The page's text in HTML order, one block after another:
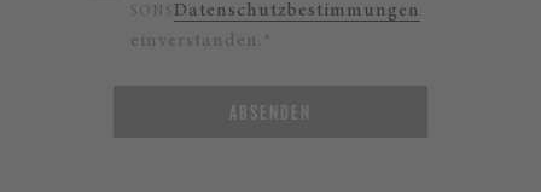
SONS Datenschutzbestimmungen
einverstanden.*
ABSENDEN